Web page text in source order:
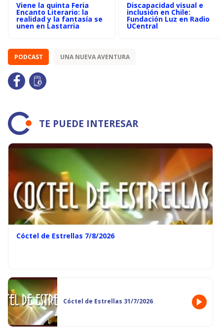
Viene la quinta Feria
Encanto Literario: la
realidad y la fantasía se
unen en Lastarria
Discapacidad visual e
inclusión en Chile:
Fundación Luz en Radio
UCentral
PODCAST UNA NUEVA AVENTURA
TE PUEDE INTERESAR
Cóctel de Estrellas 7/8/2026
Cóctel de Estrellas 31/7/2026